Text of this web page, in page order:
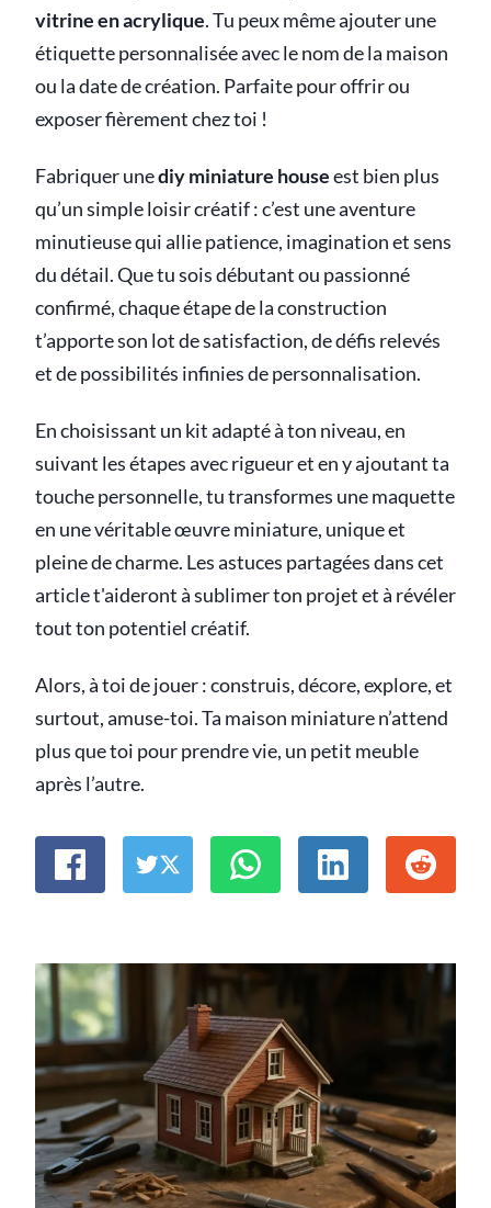
vitrine en acrylique. Tu peux même ajouter une
étiquette personnalisée avec le nom de la maison
ou la date de création. Parfaite pour offrir ou
exposer fièrement chez toi !
Fabriquer unediy miniature houseest bien plus
qu’un simple loisir créatif : c’est une aventure
minutieuse qui allie patience, imagination et sens
du détail. Que tu sois débutant ou passionné
confirmé, chaque étape de la construction
t’apporte son lot de satisfaction, de défis relevés
et de possibilités infinies de personnalisation.
En choisissant un kit adapté à ton niveau, en
suivant les étapes avec rigueur et en y ajoutant ta
touche personnelle, tu transformes une maquette
en une véritable œuvre miniature, unique et
pleine de charme. Les astuces partagées dans cet
article t'aideront à sublimer ton projet et à révéler
tout ton potentiel créatif.
Alors, à toi de jouer : construis, décore, explore, et
surtout, amuse-toi. Ta maison miniature n’attend
plus que toi pour prendre vie, un petit meuble
après l’autre.